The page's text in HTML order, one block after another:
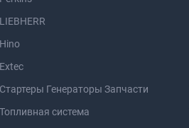
LIEBHERR
Hino
Extec
Стартеры Генераторы Запчасти
Топливная система